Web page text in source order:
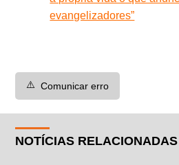
evangelizadores”
⚠️ Comunicar erro
NOTÍCIAS RELACIONADAS